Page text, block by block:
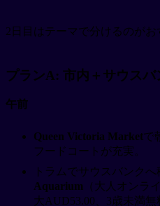
2日目はテーマで分けるのがお
プランA: 市内＋サウス
午前
Queen Victoria Marketで
フードコートが充実。
トラムでサウスバンクへ
Aquarium （大人オンラ
大AUD53.00、3歳未満無